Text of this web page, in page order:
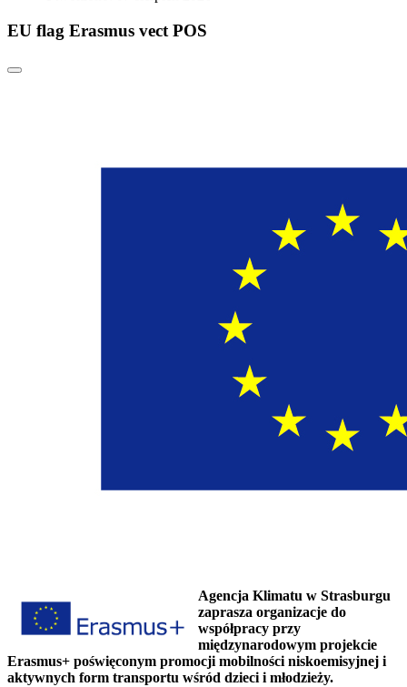
EU flag Erasmus vect POS
Agencja Klimatu w Strasburgu
zaprasza organizacje do
współpracy przy
międzynarodowym projekcie
Erasmus+ poświęconym promocji mobilności niskoemisyjnej i
aktywnych form transportu wśród dzieci i młodzieży.